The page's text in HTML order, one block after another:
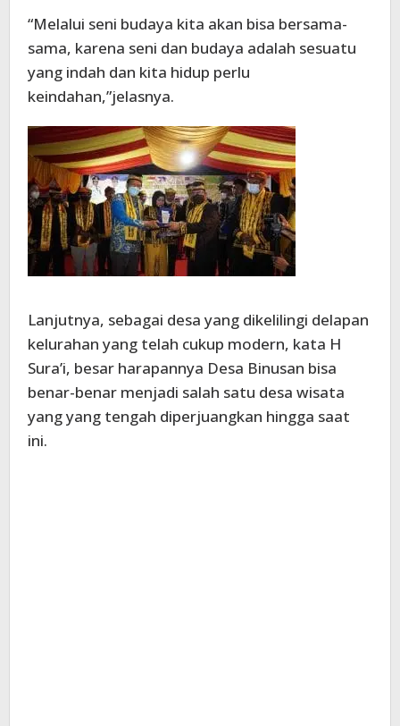
“Melalui seni budaya kita akan bisa bersama-
sama, karena seni dan budaya adalah sesuatu
yang indah dan kita hidup perlu
keindahan,”jelasnya.
Lanjutnya, sebagai desa yang dikelilingi delapan
kelurahan yang telah cukup modern, kata H
Sura’i, besar harapannya Desa Binusan bisa
benar-benar menjadi salah satu desa wisata
yang yang tengah diperjuangkan hingga saat
ini.